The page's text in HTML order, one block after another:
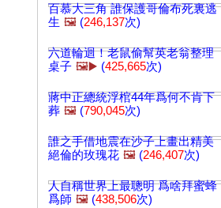
百慕大三角 誰保護哥倫布死裏逃
生 🖼️ (246,137次)
六道輪迴！老鼠偷幫英老翁整理
桌子 🖼️▶️ (425,665次)
蔣中正總統浮棺44年爲何不肯下
葬 🖼️ (790,045次)
誰之手借地震在沙子上畫出精美
絕倫的玫瑰花 🖼️ (246,407次)
人自稱世界上最聰明 爲啥拜蜜蜂
爲師 🖼️ (438,506次)